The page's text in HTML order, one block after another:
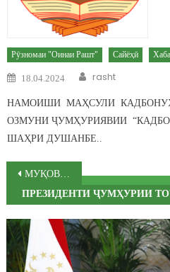
Рӯзномаи "Оинаи Рашт" Сайёҳӣ
Posted on
18.04.2024 Author
rasht
НАМОИШИ МАҲСУЛИ
ОЗМУНИ ҶУМҲУРИЯВИИ
ШАҲРИ ДУШАНБЕ..
Post navigation
МУҚОВИМАТ БА КОРРУПСИЯ КОРИ ДАСТАҶАМЪИСТ
ПРЕЗИДЕНТИ ҶУМҲУРИИ